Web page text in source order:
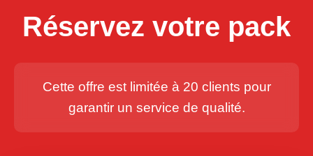
Réservez votre pack
Cette offre est limitée à 20 clients pour
garantir un service de qualité.